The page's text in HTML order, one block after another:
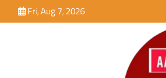
to
Fri, Aug 7, 2026